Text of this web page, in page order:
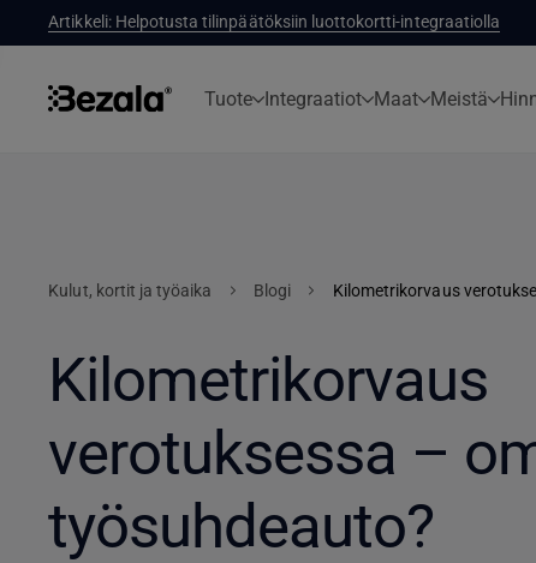
Artikkeli: Helpotusta tilinpäätöksiin luottokortti-integraatiolla
Tuote Integraatiot Maat Meistä
Kulut, kortit ja työaika Blogi
Kilometrikorvaus
verotuksessa –
työsuhdeauto?